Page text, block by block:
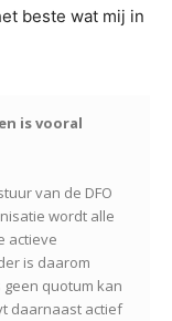
beste wat mij in
is vooral
van de DFO
wordt alle
actieve
is daarom
quotum kan
daarnaast actief